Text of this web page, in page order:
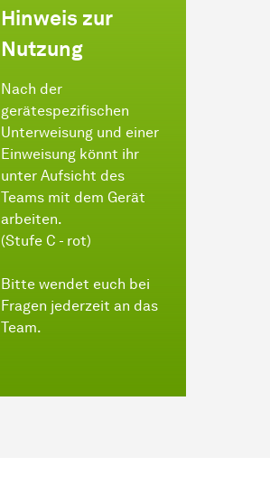
Hinweis zur
Nutzung
Nach der
gerätespezifischen
Unterweisung und einer
Einweisung könnt ihr
unter Aufsicht des
Teams mit dem Gerät
arbeiten.
(Stufe C - rot)
Bitte wendet euch bei
Fragen jederzeit an das
Team.